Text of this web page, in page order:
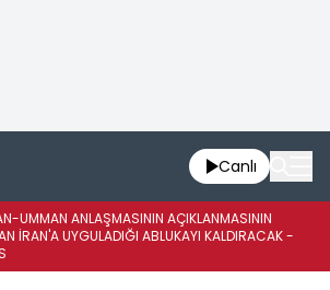
Canlı
UMMAN ANLAŞMASININ AÇIKLANMASININ
İRAN'A UYGULADIĞI ABLUKAYI KALDIRACAK -